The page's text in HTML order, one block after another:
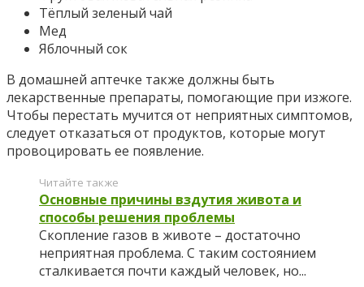
Тёплый зеленый чай
Мед
Яблочный сок
В домашней аптечке также должны быть
лекарственные препараты, помогающие при изжоге.
Чтобы перестать мучится от неприятных симптомов,
следует отказаться от продуктов, которые могут
провоцировать ее появление.
Читайте также
Основные причины вздутия живота и
способы решения проблемы
Скопление газов в животе – достаточно
неприятная проблема. С таким состоянием
сталкивается почти каждый человек, но...